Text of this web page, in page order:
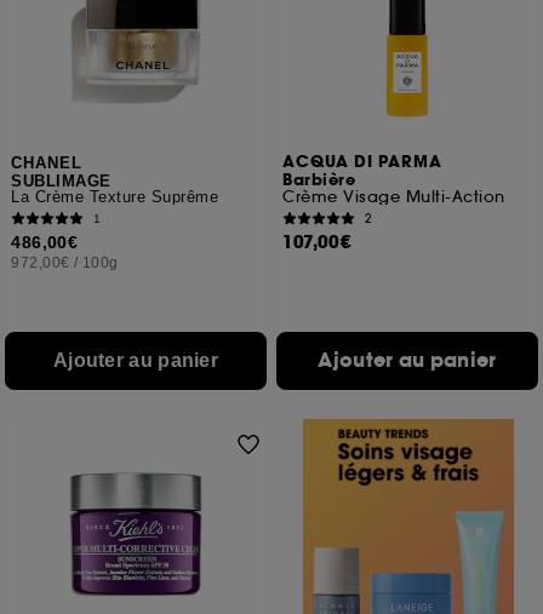
CHANEL
SUBLIMAGE
La Crème Texture Suprême
1
486,00€
972,00€ / 100g
Ajouter au panier
ACQUA DI PARMA
Barbière
Crème Visage Multi-Action
2
107,00€
Ajouter au panier